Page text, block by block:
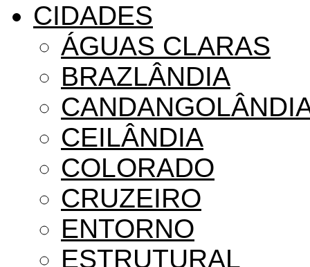
CIDADES
ÁGUAS CLARAS
BRAZLÂNDIA
CEILÂNDIA
COLORADO
CRUZEIRO
ENTORNO
ESTRUTURAL